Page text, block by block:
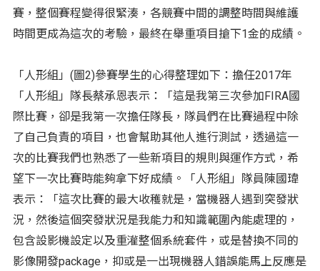
賽，整個賽程變得很緊湊，各競賽中間的調整時間與維護
時間更成為這次的考驗，最終在舉重項目搶下1金的成績。
「人形組」(圖2)參賽學生的心得整理如下：擔任2017年
「人形組」隊長蔡承恩表示：「這是我第三次參加FIRA國
際比賽，卻是我第一次擔任隊長，隊員們在比賽過程中除
了自己負責的項目，也會幫助其他人進行測試，透過這一
次的比賽我們也熟悉了一些新項目的規則與運作方式，希
望下一次比賽時能夠拿下好成績。「人形組」隊員陳國瑋
表示：「這次比賽的最大收穫就是，當機器人遇到突發狀
況，然後這個突發狀況是我能力和知識範圍內能處理的，
包含設影機設定以及重灌整個系統套件，或是替換不同的
影像開發package，抑或是一出現機器人錯誤能馬上反應是